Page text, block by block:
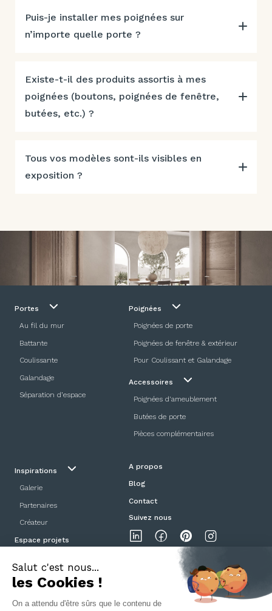
Puis-je installer mes poignées sur
n’importe quelle porte ?
Existe-t-il des produits assortis à mes
poignées (boutons, poignées de fenêtre,
butées, etc.) ?
Tous vos modèles sont-ils visibles en
exposition ?
Portes
Au fil du mur
Battante
Coulissante
Galandage
Séparation d’espace
Poignées
Poignées de porte
Poignées de fenêtre & extérieur
Pour Coulissant et Galandage
Accessoires
Poignées d'ameublement
Butées de porte
Pièces complémentaires
Inspirations
Galerie
Partenaires
Créateur
Espace projets
A propos
Blog
Contact
Suivez nous
Mentions légalesPolitique de confidentialitéCGV